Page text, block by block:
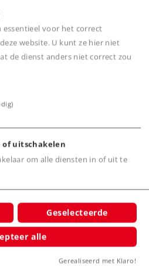
producten
essentieel voor het correct
website. U kunt ze hier niet
de dienst anders niet correct zou
of uitschakelen
om alle diensten in of uit te
Geselecteerde
alle
Gerealiseerd met Klaro!